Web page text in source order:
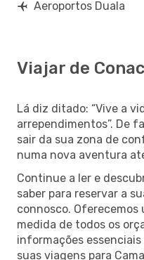
Aeroportos Duala
Viajar de
Lá diz ditado: “Vive a
arrependimentos”. De
sair da sua zona de
numa nova aventura
Continue a ler e
saber para reservar a
connosco. Oferecemos
medida de todos os
informações
suas viagens para